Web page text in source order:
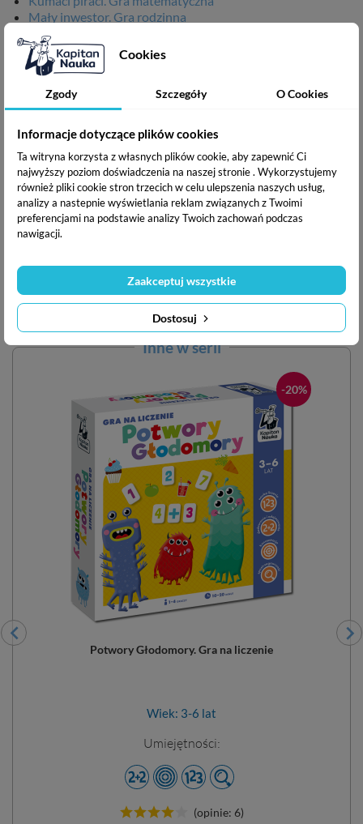
Mały inwestor. Gra rodzinna
Żaby czy kraby? Gra matematyczna na mnożenie
Potwory Głodomory. Gra na liczenie
Zakodowany zamek. Gra na kodowanie
590-49-05917-37-9
Data wydania:lipiec 2023
Zawartość: 4 plansze do budowy tamy + 24 żetony bobrów
losowania + instrukcja
Ilustrator:Katarzyna Nowowiejska
Producent:EDGARD PUBLISHING sp. z o.o., ul. Belgijska
11/6, 02-511 Warszawa. Tel. +48 22 853-11-38, e-mail:
sklep@edgard.com.pl
Podziel się ze znajomymi
Inne w serii
-20%
Potwory Głodomory. Gra na liczenie
Wiek: 3-6 lat
Umiejętności:
(opinie: 6)
Cookies
Zgody Szczegóły O Cookies
Informacje dotyczące plików cookies
Ta witryna korzysta z własnych plików cookie, aby zapewnić Ci
najwyższy poziom doświadczenia na naszej stronie . Wykorzystujemy
również pliki cookie stron trzecich w celu ulepszenia naszych usług,
analizy a nastepnie wyświetlania reklam związanych z Twoimi
preferencjami na podstawie analizy Twoich zachowań podczas
nawigacji.
Dostosuj
Zaakceptuj wszystkie